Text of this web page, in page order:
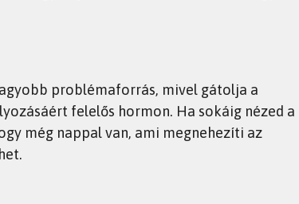
problémaforrás, mivel gátolja a
felelős hormon. Ha sokáig nézed a
még nappal van, ami megnehezíti az